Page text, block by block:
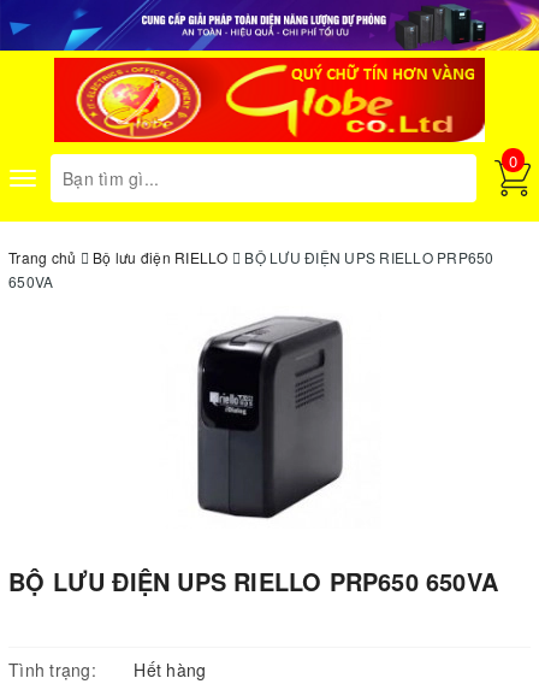
Toggle
navigation
0
Trang chủ Bộ lưu điện RIELLO
BỘ LƯU ĐIỆN UPS RIELLO PRP650
650VA
BỘ LƯU ĐIỆN UPS RIELLO PRP650 650VA
Tình trạng:
Hết hàng